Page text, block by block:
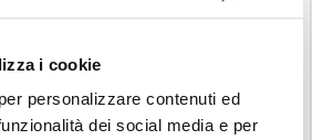
i cookie
personalizzare contenuti ed
dei social media e per
la Manutenzione della tua Piscina